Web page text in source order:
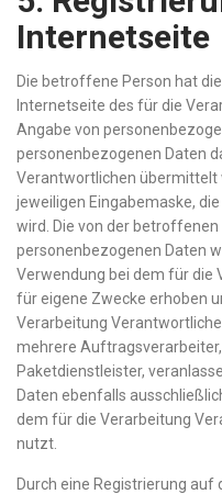
Internetseite
Die betroffene Person hat
Internetseite des für die
Angabe von
personenbezogenen Daten
Verantwortlichen übermittelt
jeweiligen Eingabemaske,
wird. Die von der
personenbezogenen Daten
Verwendung bei dem für die
für eigene Zwecke erhoben
Verarbeitung
mehrere
Paketdienstleister,
Daten ebenfalls
dem für die Verarbeitung
nutzt.
Durch eine Registrierung